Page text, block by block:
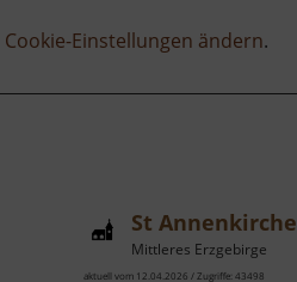
Cookie-Einstellungen ändern.
St Annenkirche
Mittleres Erzgebirge
aktuell vom 12.04.2026 / Zugriffe: 43498